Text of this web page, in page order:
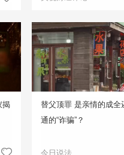
揭
替父顶罪 是亲情的成全
通的“诈骗”？
今日说法